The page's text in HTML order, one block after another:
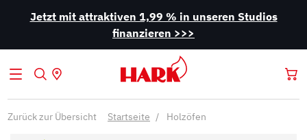
Jetzt mit attraktiven 1,99 % in unseren Studios
finanzieren >>>
Zurück zur Übersicht Startseite Holzöfen